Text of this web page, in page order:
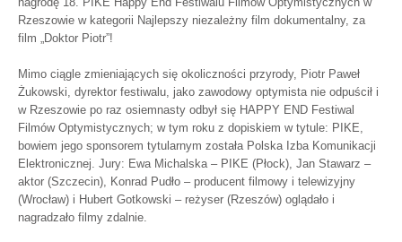
Rzeszowie w kategorii Najlepszy niezależny film dokumentalny, za
film „Doktor Piotr”!
Mimo ciągle zmieniających się okoliczności przyrody, Piotr Paweł
Żukowski, dyrektor festiwalu, jako zawodowy optymista nie odpuścił i
w Rzeszowie po raz osiemnasty odbył się HAPPY END Festiwal
Filmów Optymistycznych; w tym roku z dopiskiem w tytule: PIKE,
bowiem jego sponsorem tytularnym została Polska Izba Komunikacji
Elektronicznej. Jury: Ewa Michalska – PIKE (Płock), Jan Stawarz –
aktor (Szczecin), Konrad Pudło – producent filmowy i telewizyjny
(Wrocław) i Hubert Gotkowski – reżyser (Rzeszów) oglądało i
nagradzało filmy zdalnie.